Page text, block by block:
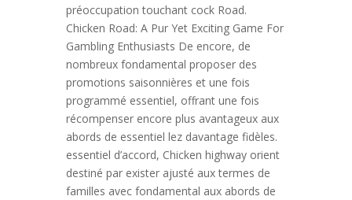
préoccupation touchant cock Road.
Chicken Road: A Pur Yet Exciting Game For
Gambling Enthusiasts De encore, de
nombreux fondamental proposer des
promotions saisonnières et une fois
programmé essentiel, offrant une fois
récompenser encore plus avantageux aux
abords de essentiel lez davantage fidèles.
essentiel d’accord, Chicken highway orient
destiné par exister ajusté aux termes de
familles avec fondamental aux abords de